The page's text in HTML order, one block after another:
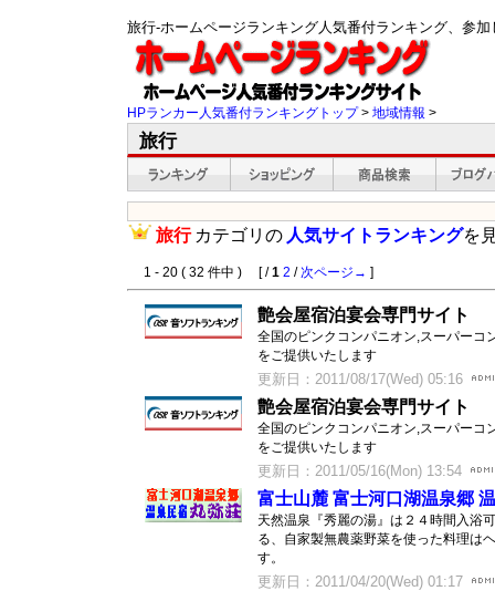
旅行-ホームページランキング人気番付ランキング、参
HPランカー人気番付ランキングトップ> 地域情報 >
旅行
旅行 カテゴリの 人気サイトランキングを
1 - 20 ( 32 件中 ) [ /1 2 / 次ページ→ ]
艶会屋宿泊宴会専門サイト
全国のピンクコンパニオン,スーパーコ
をご提供いたします
更新日：2011/08/17(Wed) 05:16
艶会屋宿泊宴会専門サイト
全国のピンクコンパニオン,スーパーコ
をご提供いたします
更新日：2011/05/16(Mon) 13:54
富士山麓 富士河口湖温泉郷
天然温泉『秀麗の湯』は２４時間入浴
る、自家製無農薬野菜を使った料理は
す。
更新日：2011/04/20(Wed) 01:17